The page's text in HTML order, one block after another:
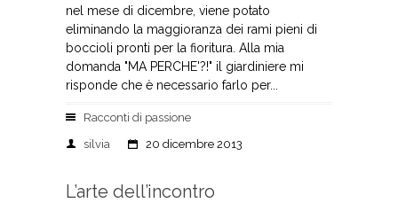
nel mese di dicembre, viene potato
eliminando la maggioranza dei rami pieni di
boccioli pronti per la fioritura. Alla mia
domanda "MA PERCHE'?!" il giardiniere mi
risponde che è necessario farlo per...
Racconti di passione
silvia
20 dicembre 2013
L’arte dell’incontro